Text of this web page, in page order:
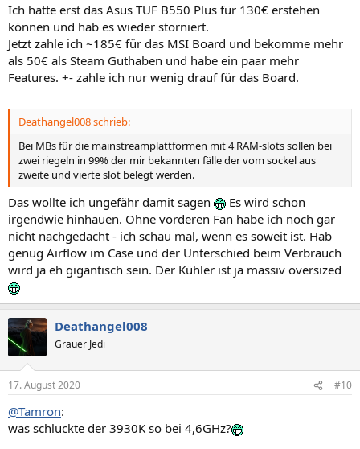
Ich hatte erst das Asus TUF B550 Plus für 130€ erstehen
können und hab es wieder storniert.
Jetzt zahle ich ~185€ für das MSI Board und bekomme mehr
als 50€ als Steam Guthaben und habe ein paar mehr
Features. +- zahle ich nur wenig drauf für das Board.
Deathangel008 schrieb:
Bei MBs für die mainstreamplattformen mit 4 RAM-slots sollen bei
zwei riegeln in 99% der mir bekannten fälle der vom sockel aus
zweite und vierte slot belegt werden.
Das wollte ich ungefähr damit sagen
Es wird schon
irgendwie hinhauen. Ohne vorderen Fan habe ich noch gar
nicht nachgedacht - ich schau mal, wenn es soweit ist. Hab
genug Airflow im Case und der Unterschied beim Verbrauch
wird ja eh gigantisch sein. Der Kühler ist ja massiv oversized
Deathangel008
Grauer Jedi
17. August 2020 #10
@Tamron:
was schluckte der 3930K so bei 4,6GHz?